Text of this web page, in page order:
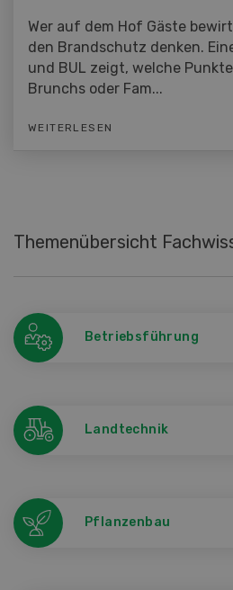
Wer auf dem Hof Gäste
den Brandschutz denken.
und BUL zeigt, welche
Brunchs oder Fam...
WEITERLESEN
Themenübersicht
Betriebsführung
Landtechnik
Pflanzenbau